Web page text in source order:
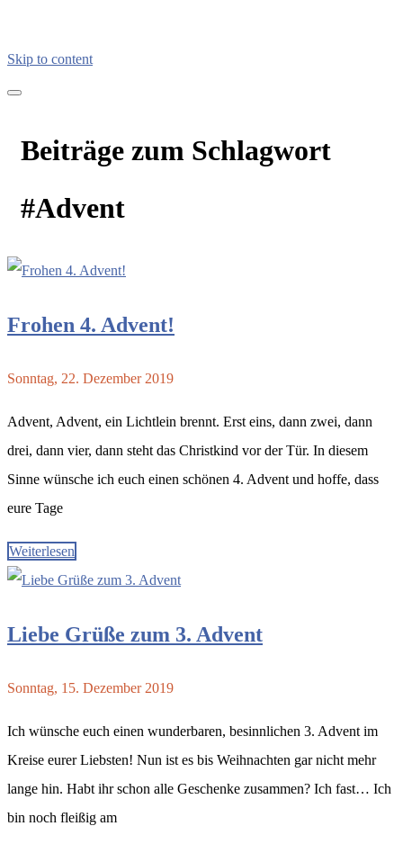
Skip to content
Beiträge zum Schlagwort
#Advent
Frohen 4. Advent!
Sonntag, 22. Dezember 2019
Advent, Advent, ein Lichtlein brennt. Erst eins, dann zwei, dann
drei, dann vier, dann steht das Christkind vor der Tür. In diesem
Sinne wünsche ich euch einen schönen 4. Advent und hoffe, dass
eure Tage
Weiterlesen
Liebe Grüße zum 3. Advent
Sonntag, 15. Dezember 2019
Ich wünsche euch einen wunderbaren, besinnlichen 3. Advent im
Kreise eurer Liebsten! Nun ist es bis Weihnachten gar nicht mehr
lange hin. Habt ihr schon alle Geschenke zusammen? Ich fast… Ich
bin noch fleißig am